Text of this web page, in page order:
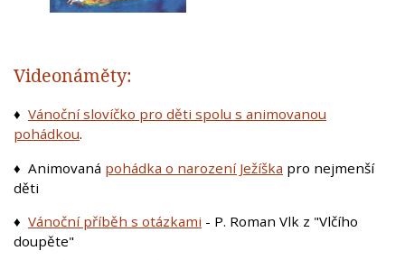
Videonáměty:
♦ Vánoční slovíčko pro děti spolu s animovanou
pohádkou.
♦ Animovaná pohádka o narození Ježíška pro nejmenší
děti
♦ Vánoční příběh s otázkami - P. Roman Vlk z "Vlčího
doupěte"